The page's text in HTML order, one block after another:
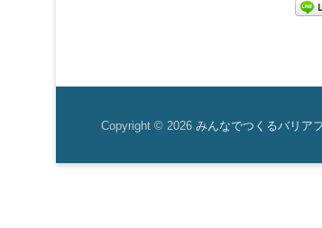
Copyright © 2026 みんなでつくるバリア